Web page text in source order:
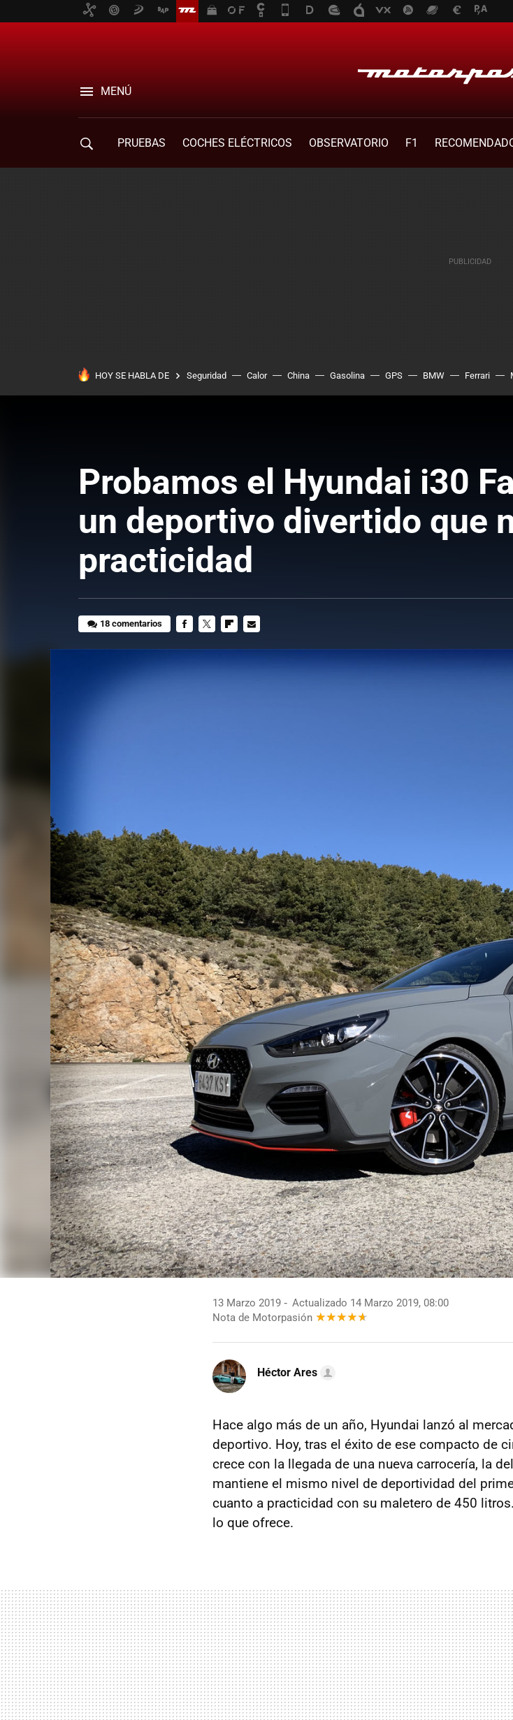
MENÚ
PRUEBAS COCHES ELÉCTRICOS OBSERVATORIO F1
HOY SE HABLA DE Seguridad Calor China Gasolina GPS BMW Ferrari
Probamos el Hyundai i30
un deportivo divertido que
practicidad
18 comentarios
13 Marzo 2019
Actualizado 14 Marzo 2019, 08:00
Nota de Motorpasión
Héctor Ares
Hace algo más de un año, Hyundai lanzó al
deportivo. Hoy, tras el éxito de ese compacto de
crece con la llegada de una nueva carrocería, la del
mantiene el mismo nivel de deportividad del
cuanto a practicidad con su maletero de 450
lo que ofrece.